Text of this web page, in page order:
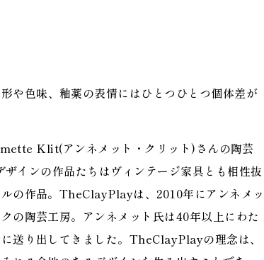
や色味、釉薬の表情にはひとつひとつ個体差が
Klit(アンネメット・クリット)さんの陶芸
インの作品たちはヴィンテージ家具とも相性抜
の作品。TheClayPlayは、2010年にアンネメッ
の陶芸工房。アンネメット氏は40年以上にわた
送り出してきました。TheClayPlayの理念は、